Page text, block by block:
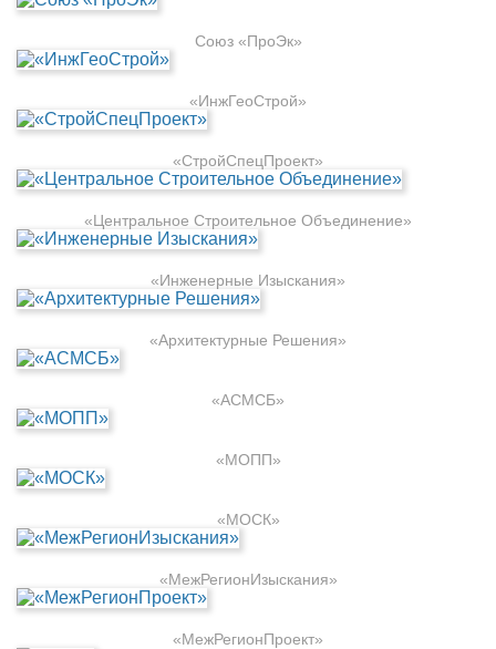
Союз «ПроЭк»
«ИнжГеоСтрой»
«СтройСпецПроект»
«Центральное Строительное Объединение»
«Инженерные Изыскания»
«Архитектурные Решения»
«АСМСБ»
«МОПП»
«МОСК»
«МежРегионИзыскания»
«МежРегионПроект»